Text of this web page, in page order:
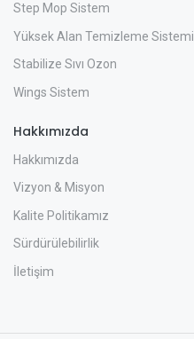
Step Mop Sistem
Yüksek Alan Temizleme Sistemi
Stabilize Sıvı Ozon
Wings Sistem
Hakkımızda
Hakkımızda
Vizyon & Misyon
Kalite Politikamız
Sürdürülebilirlik
İletişim